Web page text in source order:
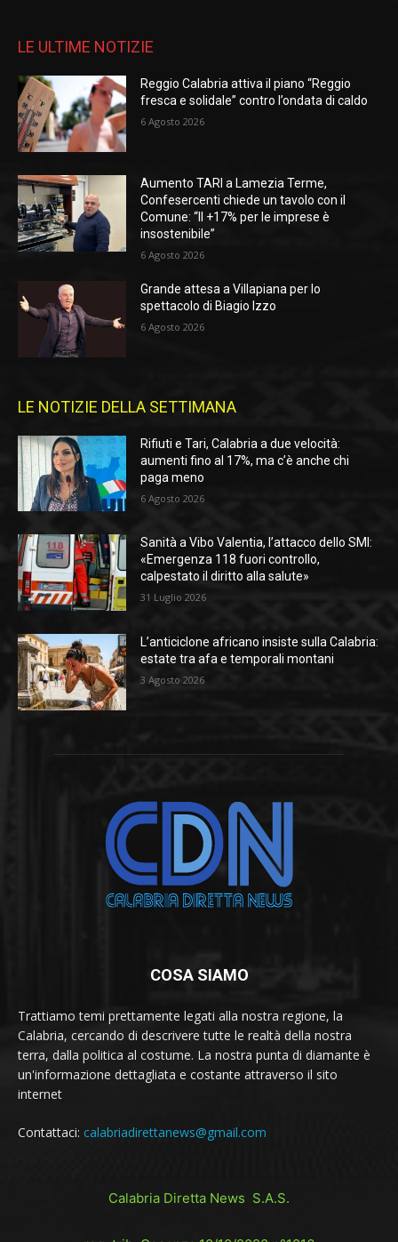
LE ULTIME NOTIZIE
Reggio Calabria attiva il piano “Reggio
fresca e solidale” contro l’ondata di caldo
6 Agosto 2026
Aumento TARI a Lamezia Terme,
Confesercenti chiede un tavolo con il
Comune: “Il +17% per le imprese è
insostenibile”
6 Agosto 2026
Grande attesa a Villapiana per lo
spettacolo di Biagio Izzo
6 Agosto 2026
LE NOTIZIE DELLA SETTIMANA
Rifiuti e Tari, Calabria a due velocità:
aumenti fino al 17%, ma c’è anche chi
paga meno
6 Agosto 2026
Sanità a Vibo Valentia, l’attacco dello SMI:
«Emergenza 118 fuori controllo,
calpestato il diritto alla salute»
31 Luglio 2026
L’anticiclone africano insiste sulla Calabria:
estate tra afa e temporali montani
3 Agosto 2026
COSA SIAMO
Trattiamo temi prettamente legati alla nostra regione, la
Calabria, cercando di descrivere tutte le realtà della nostra
terra, dalla politica al costume. La nostra punta di diamante è
un'informazione dettagliata e costante attraverso il sito
internet
Contattaci: calabriadirettanews@gmail.com
Calabria Diretta News S.A.S.